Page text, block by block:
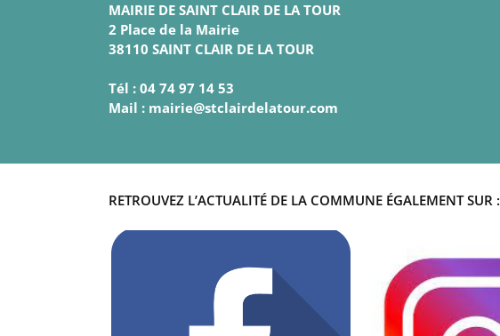
MAIRIE DE SAINT CLAIR DE LA TOUR
2 Place de la Mairie
38110 SAINT CLAIR DE LA TOUR
Tél : 04 74 97 14 53
Mail : mairie@stclairdelatour.com
RETROUVEZ L’ACTUALITÉ DE LA COMMUNE ÉGALEMENT SUR :